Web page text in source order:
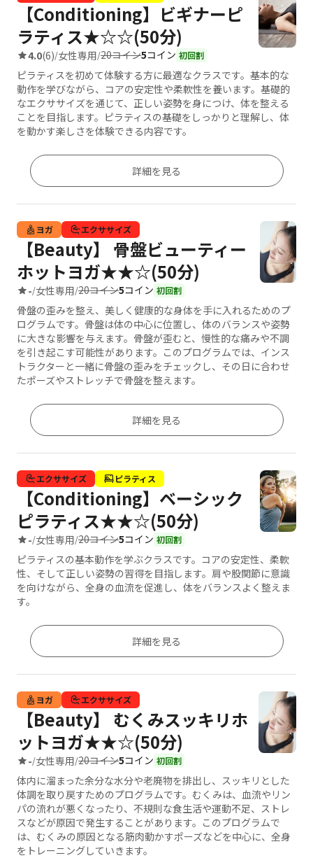
【Conditioning】ビギナーピ
ラティス★☆☆(50分)
4.0(6)/女性専用/20コイン5コイン 初回割
ピラティスを初めて体験する方に最適なクラスです。基本的な
動作を学びながら、コアの安定性や柔軟性を養います。基礎的
なエクササイズを通じて、正しい姿勢を身につけ、体を整える
ことを目指します。ピラティスの基礎をしっかりと理解し、体
を動かす楽しさを体験できる内容です。
詳細を見る
ヨガ エクササイズ
【Beauty】 骨盤ビューティー
ホットヨガ★★☆(50分)
-/女性専用/20コイン5コイン 初回割
骨盤の歪みを整え、美しく健康的な身体を手に入れるためのプ
ログラムです。骨盤は体の中心に位置し、体のバランスや姿勢
に大きな影響を与えます。骨盤が歪むと、慢性的な痛みや不調
を引き起こす可能性があります。このプログラムでは、インス
トラクターと一緒に骨盤の歪みをチェックし、その日に合わせ
たポーズやストレッチで骨盤を整えます。
詳細を見る
エクササイズ ピラティス
【Conditioning】ベーシック
ピラティス★★☆(50分)
-/女性専用/20コイン5コイン 初回割
ピラティスの基本動作を学ぶクラスです。コアの安定性、柔軟
性、そして正しい姿勢の習得を目指します。肩や股関節に意識
を向けながら、全身の血流を促進し、体をバランスよく整えま
す。
詳細を見る
ヨガ エクササイズ
【Beauty】 むくみスッキリホ
ットヨガ★★☆(50分)
-/女性専用/20コイン5コイン 初回割
体内に溜まった余分な水分や老廃物を排出し、スッキリとした
体調を取り戻すためのプログラムです。むくみは、血流やリン
パの流れが悪くなったり、不規則な食生活や運動不足、ストレ
スなどが原因で発生することがあります。このプログラムで
は、むくみの原因となる筋肉動かすポーズなどを中心に、全身
をトレーニングしていきます。